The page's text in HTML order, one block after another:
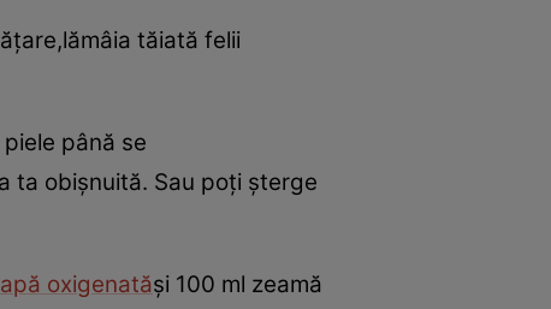
tăiată felii
până se
ta obişnuită. Sau poţi şterge
apă oxigenatăşi 100 ml zeamă